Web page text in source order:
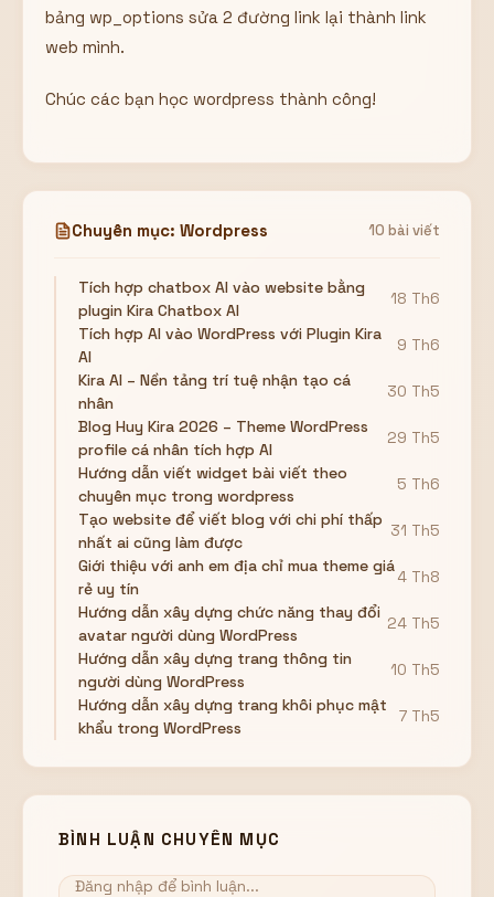
bảng wp_options sửa 2 đường link lại thành link
web mình.
Chúc các bạn học wordpress thành công!
Chuyên mục: Wordpress 10 bài viết
Tích hợp chatbox AI vào website bằng
plugin Kira Chatbox AI
18 Th6
Tích hợp AI vào WordPress với Plugin Kira
AI
9 Th6
Kira AI – Nền tảng trí tuệ nhận tạo cá
nhân
30 Th5
Blog Huy Kira 2026 – Theme WordPress
profile cá nhân tích hợp AI
29 Th5
Hướng dẫn viết widget bài viết theo
chuyên mục trong wordpress
5 Th6
Tạo website để viết blog với chi phí thấp
nhất ai cũng làm được
31 Th5
Giới thiệu với anh em địa chỉ mua theme giá
rẻ uy tín
4 Th8
Hướng dẫn xây dựng chức năng thay đổi
avatar người dùng WordPress
24 Th5
Hướng dẫn xây dựng trang thông tin
người dùng WordPress
10 Th5
Hướng dẫn xây dựng trang khôi phục mật
khẩu trong WordPress
7 Th5
BÌNH LUẬN CHUYÊN MỤC